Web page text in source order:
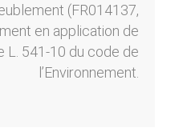
(FR014137,
en application de
L. 541-10 du code de
l’Environnement.